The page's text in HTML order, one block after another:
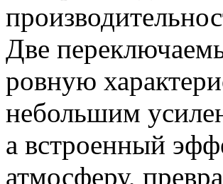
Две
ровную
небольшим
а встроенный
атмосферу,